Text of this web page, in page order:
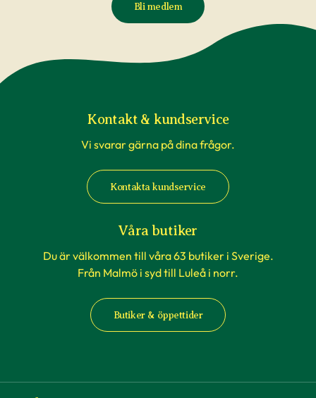
Bli medlem
Kontakt & kundservice
Vi svarar gärna på dina frågor.
Kontakta kundservice
Våra butiker
Du är välkommen till våra 63 butiker i Sverige.
Från Malmö i syd till Luleå i norr.
Butiker & öppettider